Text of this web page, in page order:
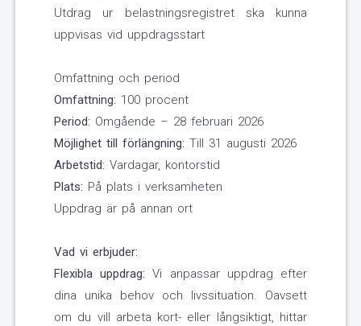
Utdrag ur belastningsregistret ska kunna
uppvisas vid uppdragsstart
Omfattning och period
Omfattning: 100 procent
Period: Omgående – 28 februari 2026
Möjlighet till förlängning: Till 31 augusti 2026
Arbetstid: Vardagar, kontorstid
Plats: På plats i verksamheten
Uppdrag är på annan ort
Vad vi erbjuder:
Flexibla uppdrag: Vi anpassar uppdrag efter
dina unika behov och livssituation. Oavsett
om du vill arbeta kort- eller långsiktigt, hittar